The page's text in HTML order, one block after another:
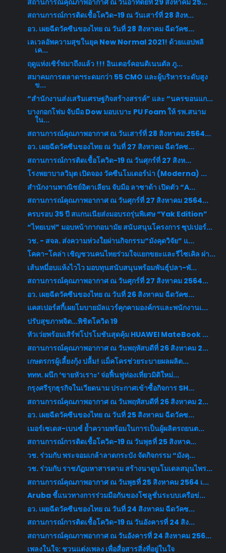
สถานการณ์การติดเชื้อโควิด-19 ณ วันเสาร์ที่ 28 สิงห...
อว. เผยฉีดวัคซีนของไทย ณ วันที่ 28 สิงหาคม ฉีดวัคซ...
เลเวลอัพความสุขในยุค New Normal 2021! ด้วยแอปพลิ
เค...
ฤดูแห่งเซิร์ฟมาถึงแล้ว !!! อินเตอร์คอนติเนนตัล ภู...
สมาคมการตลาดฯระดมกว่า 55 CMO และผู้บริหารระดับสูง
ข...
“สำนักงานส่งเสริมเศรษฐกิจสร้างสรรค์” และ “นครขอนแก...
บางกอกโฟม จับมือ Dow มอบเบาะ PU Foam ให้ รพ.สนาม
ใน...
สถานการณ์คุณภาพอากาศ ณ วันเสาร์ที่ 28 สิงหาคม 2564...
อว. เผยฉีดวัคซีนของไทย ณ วันที่ 27 สิงหาคม ฉีดวัคซ...
สถานการณ์การติดเชื้อโควิด-19 ณ วันศุกร์ที่ 27 สิงห...
โรงพยาบาลวิมุต เปิดจอง วัคซีนโมเดอร์น่า (Moderna) ...
สำนักงานพาณิชย์อิตาเลียน จับมือ ลาซาด้า เปิดตัว “A...
สถานการณ์คุณภาพอากาศ ณ วันศุกร์ที่ 27 สิงหาคม 2564...
ครบรอบ 35 ปี สแกนเนียส่งมอบรถรุ่นพิเศษ “Yak Edition”
“ไทยเบฟ” มอบหน้ากากอนามัย สนับสนุนโครงการ ซุปเปอร์...
วช. - สจล. ส่งความห่วงใยผ่านกิจกรรม“มังคุดวิจัย” แ...
โคคา-โคล่า เชิญชวนคนไทยร่วมใจแยกขยะและรีไซเคิล ผ่า...
เส้นหมี่อบแห้งไวไว มอบทุนสนับสนุนพร้อมพันธุ์ปลา-พั...
สถานการณ์คุณภาพอากาศ ณ วันศุกร์ที่ 27 สิงหาคม 2564...
อว. เผยฉีดวัคซีนของไทย ณ วันที่ 26 สิงหาคม ฉีดวัคซ...
แคสเปอร์สกี้เผยโมบายมัลแวร์คุกคามองค์กรและพนักงานเ...
ปรับสุขภาพจิต...พิชิตโควิด 19
หัวเว่ยพร้อมเสิร์ฟโปรโมชันสุดคุ้ม HUAWEI MateBook ...
สถานการณ์คุณภาพอากาศ ณ วันพฤหัสบดีที่ 26 สิงหาคม 2...
เกษตรกรผู้เลี้ยงกุ้ง ปลื้ม! แม็คโครช่วยระบายผลผลิต...
ททท. ผนึก ‘ขายหัวเราะ’ จ่อฟื้นฟูท่องเที่ยวมิติใหม่...
กรุงศรีรุกธุรกิจในเวียดนาม ประกาศเข้าซื้อกิจการ SH...
สถานการณ์คุณภาพอากาศ ณ วันพฤหัสบดีที่ 26 สิงหาคม 2...
อว. เผยฉีดวัคซีนของไทย ณ วันที่ 25 สิงหาคม ฉีดวัคซ...
เมอร์เซเดส-เบนซ์ ย้ำความพร้อมในการเป็นผู้ผลิตรถยนต...
สถานการณ์การติดเชื้อโควิด-19 ณ วันพุธที่ 25 สิงหาค...
วช. ร่วมกับ พระจอมเกล้าลาดกระบัง จัดกิจกรรม “มังคุ...
วช. ร่วมกับ ราชภัฏมหาสารคาม สร้างนาดูนโมเดลสมุนไพร...
สถานการณ์คุณภาพอากาศ ณ วันพุธที่ 25 สิงหาคม 2564 เ...
Aruba ชี้แนวทางการร่วมมือกันของโซลูชั่นระบบเครือข่...
อว. เผยฉีดวัคซีนของไทย ณ วันที่ 24 สิงหาคม ฉีดวัคซ...
สถานการณ์การติดเชื้อโควิด-19 ณ วันอังคารที่ 24 สิง...
สถานการณ์คุณภาพอากาศ ณ วันอังคารที่ 24 สิงหาคม 256...
เพลงในใจ: ชวนแต่งเพลง เพื่อสื่อสารสิ่งที่อยู่ในใจ